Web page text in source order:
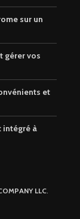
sur un
gérer vos
et
intégré à
LLC.